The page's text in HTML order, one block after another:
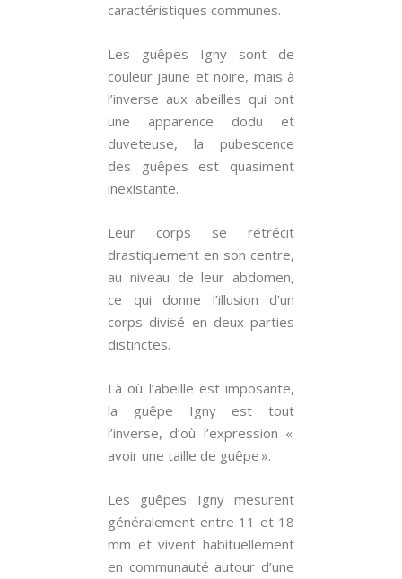
caractéristiques communes.
Les guêpes Igny sont de
couleur jaune et noire, mais à
l’inverse aux abeilles qui ont
une apparence dodu et
duveteuse, la pubescence
des guêpes est quasiment
inexistante.
Leur corps se rétrécit
drastiquement en son centre,
au niveau de leur abdomen,
ce qui donne l’illusion d’un
corps divisé en deux parties
distinctes.
Là où l’abeille est imposante,
la guêpe Igny est tout
l’inverse, d’où l’expression «
avoir une taille de guêpe ».
Les guêpes Igny mesurent
généralement entre 11 et 18
mm et vivent habituellement
en communauté autour d’une